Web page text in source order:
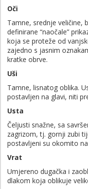
Oči
Tamne, srednje veličine,
definirane “naočale”
koja se proteže od
zajedno s jasnim
kratke obrve.
Uši
Tamne, lisnatog oblika.
postavljen na glavi, niti
Usta
Čeljusti snažne, sa
zagrizom, tj. gornji zubi
postavljeni su okomito
Vrat
Umjereno dugačka i
dlakom koja oblikuje